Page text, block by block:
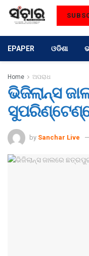
EPAPER ଓଡିଶା
Home ଅପରାଧ
ଭିଜିଲାନ୍ସ
by Sanchar Live